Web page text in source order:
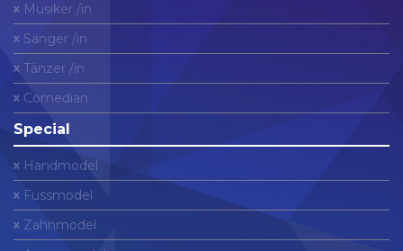
Musiker /in
Sänger /in
Tänzer /in
Comedian
Special
Handmodel
Fussmodel
Zahnmodel